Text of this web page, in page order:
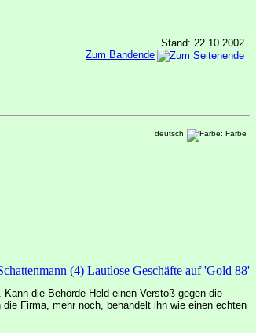
Stand: 22.10.2002
Zum Bandende
deutsch
die Behörde Held einen Verstoß gegen die
Firma, mehr noch, behandelt ihn wie einen echten